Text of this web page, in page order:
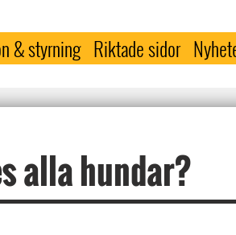
& styrning Riktade sidor
alla hundar?